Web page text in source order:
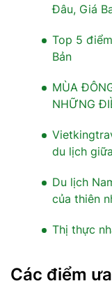
Đâu, Giá
Top 5
Bản
MÙA
NHỮNG
du lịch
Du lịch
của thiên
Thị thực
Các điểm